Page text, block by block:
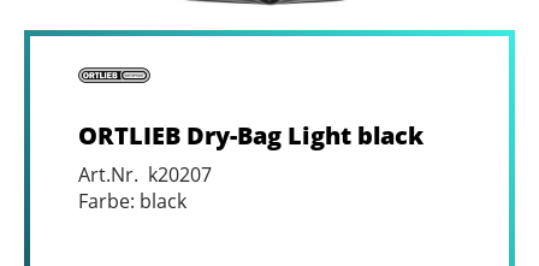
ORTLIEB Dry-Bag Light black
Art.Nr. k20207
Farbe: black